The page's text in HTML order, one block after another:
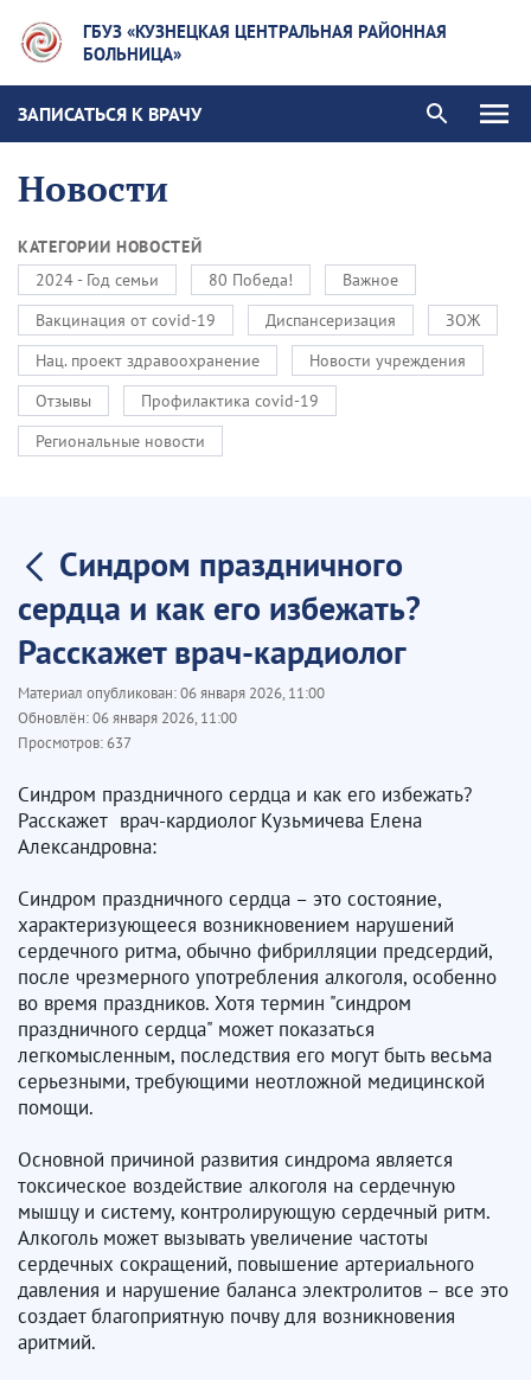
ГБУЗ «КУЗНЕЦКАЯ ЦЕНТРАЛЬНАЯ РАЙОННАЯ
БОЛЬНИЦА»
ЗАПИСАТЬСЯ К ВРАЧУ
Новости
КАТЕГОРИИ НОВОСТЕЙ
2024 - Год семьи
80 Победа!
Важное
Вакцинация от covid-19
Диспансеризация
ЗОЖ
Нац. проект здравоохранение
Новости учреждения
Отзывы
Профилактика covid-19
Региональные новости
Синдром праздничного
сердца и как его избежать?
Расскажет врач-кардиолог
Материал опубликован:06 января 2026, 11:00
Обновлён:06 января 2026, 11:00
Просмотров:637
Синдром праздничного сердца и как его избежать?
Расскажет врач-кардиолог Кузьмичева Елена
Александровна:
Синдром праздничного сердца – это состояние,
характеризующееся возникновением нарушений
сердечного ритма, обычно фибрилляции предсердий,
после чрезмерного употребления алкоголя, особенно
во время праздников. Хотя термин "синдром
праздничного сердца" может показаться
легкомысленным, последствия его могут быть весьма
серьезными, требующими неотложной медицинской
помощи.
Основной причиной развития синдрома является
токсическое воздействие алкоголя на сердечную
мышцу и систему, контролирующую сердечный ритм.
Алкоголь может вызывать увеличение частоты
сердечных сокращений, повышение артериального
давления и нарушение баланса электролитов – все это
создает благоприятную почву для возникновения
аритмий.